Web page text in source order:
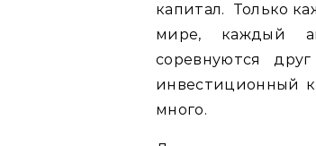
капитал. Только
мире, каждый
соревнуются
инвестиционный
много.